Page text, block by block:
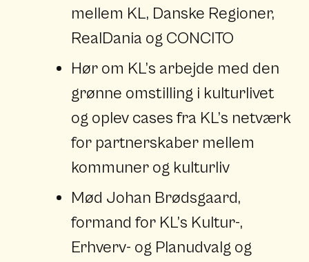
mellem KL, Danske Regioner,
RealDania og CONCITO
Hør om KL’s arbejde med den
grønne omstilling i kulturlivet
og oplev cases fra KL’s netværk
for partnerskaber mellem
kommuner og kulturliv
Mød Johan Brødsgaard,
formand for KL’s Kultur-,
Erhverv- og Planudvalg og